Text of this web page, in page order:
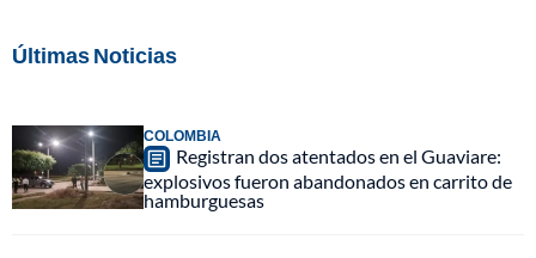
Últimas Noticias
COLOMBIA
Registran dos atentados en el Guaviare:
explosivos fueron abandonados en carrito de
hamburguesas